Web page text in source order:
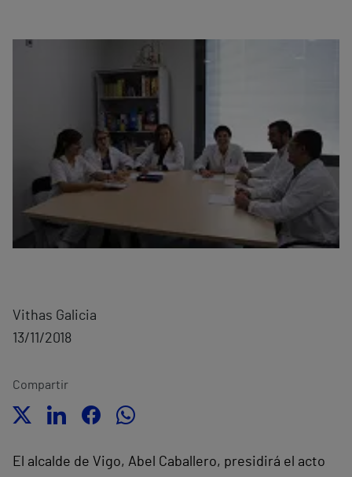
Vithas Galicia
13/11/2018
Compartir
El alcalde de Vigo, Abel Caballero, presidirá el acto